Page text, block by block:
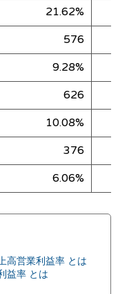
21.62%
576
9.28%
626
10.08%
376
6.06%
高営業利益率 とは
益率 とは